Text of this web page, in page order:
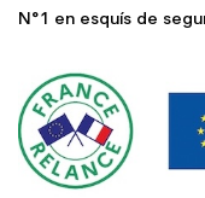
N°1 en esquís de